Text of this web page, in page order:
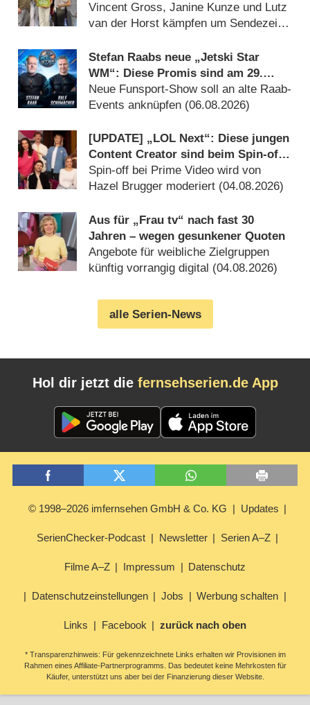
der Sonderfolge am 9. August 2026
Vincent Gross, Janine Kunze und Lutz
van der Horst kämpfen um Sendezeit
Stefan Raabs neue „Jetski Star
WM“: Diese Promis sind am 29.
August 2026 dabei
Neue Funsport-Show soll an alte Raab-
Events anknüpfen (06.08.2026)
[UPDATE] „LOL Next“: Diese jungen
Content Creator sind beim Spin-off
mit dabei
Spin-off bei Prime Video wird von
Hazel Brugger moderiert (04.08.2026)
Aus für „Frau tv“ nach fast 30
Jahren – wegen gesunkener Quoten
Angebote für weibliche Zielgruppen
künftig vorrangig digital (04.08.2026)
alle Serien-News
Hol dir jetzt die fernsehserien.de App
© 1998–2026 imfernsehen GmbH & Co. KG Updates
SerienChecker-Podcast Newsletter Serien A–Z
Filme A–Z Impressum Datenschutz
Datenschutzeinstellungen Jobs Werbung schalten
Links Facebook zurück nach oben
* Transparenzhinweis: Für gekennzeichnete Links erhalten wir Provisionen im
Rahmen eines Affiliate-Partnerprogramms. Das bedeutet keine Mehrkosten für
Käufer, unterstützt uns aber bei der Finanzierung dieser Website.